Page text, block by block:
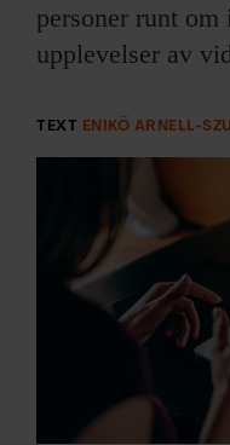
SHOP
SKRIV I F&F
PRENUMERERA
ANNONSERA I
personer runt om
upplevelser av
TEXT ENIKÖ ARNELL-